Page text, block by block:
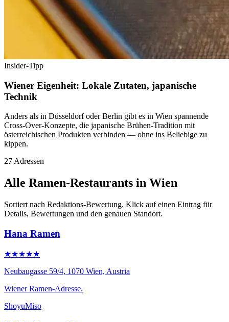
Insider-Tipp
Wiener Eigenheit: Lokale Zutaten, japanische
Technik
Anders als in Düsseldorf oder Berlin gibt es in Wien spannende
Cross-Over-Konzepte, die japanische Brühen-Tradition mit
österreichischen Produkten verbinden — ohne ins Beliebige zu
kippen.
27 Adressen
Alle Ramen-Restaurants in Wien
Sortiert nach Redaktions-Bewertung. Klick auf einen Eintrag für
Details, Bewertungen und den genauen Standort.
Hana Ramen
★★★★★
Neubaugasse 59/4, 1070 Wien, Austria
Wiener Ramen-Adresse.
ShoyuMiso